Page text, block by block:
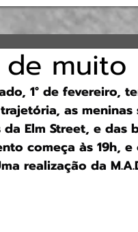
de
1° de fevereiro,
as
Elm Street, e das
começa às
realização da